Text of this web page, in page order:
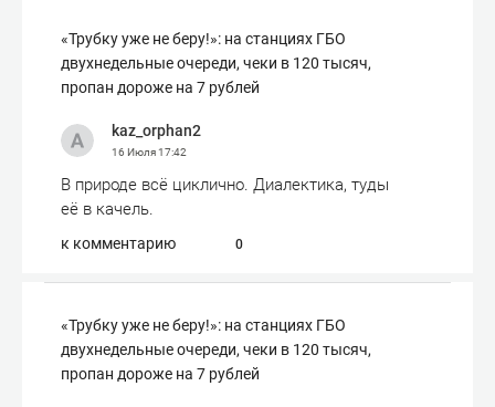
«Трубку уже не беру!»: на станциях ГБО
двухнедельные очереди, чеки в 120 тысяч,
пропан дороже на 7 рублей
kaz_orphan2
16 Июля17:42
В природе всё циклично. Диалектика, туды
её в качель.
к комментарию 0
«Трубку уже не беру!»: на станциях ГБО
двухнедельные очереди, чеки в 120 тысяч,
пропан дороже на 7 рублей